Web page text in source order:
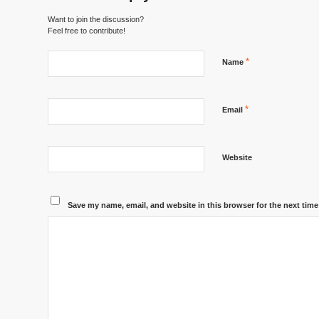
Want to join the discussion?
Feel free to contribute!
Name *
Email *
Website
Save my name, email, and website in this browser for the next